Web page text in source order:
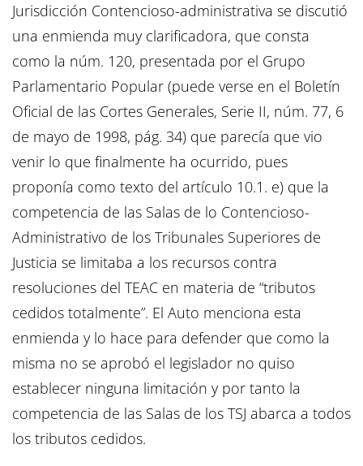
Jurisdicción Contencioso-administrativa se discutió
una enmienda muy clarificadora, que consta
como la núm. 120, presentada por el Grupo
Parlamentario Popular (puede verse en el Boletín
Oficial de las Cortes Generales, Serie II, núm. 77, 6
de mayo de 1998, pág. 34) que parecía que vio
venir lo que finalmente ha ocurrido, pues
proponía como texto del artículo 10.1. e) que la
competencia de las Salas de lo Contencioso-
Administrativo de los Tribunales Superiores de
Justicia se limitaba a los recursos contra
resoluciones del TEAC en materia de “tributos
cedidos totalmente”. El Auto menciona esta
enmienda y lo hace para defender que como la
misma no se aprobó el legislador no quiso
establecer ninguna limitación y por tanto la
competencia de las Salas de los TSJ abarca a todos
los tributos cedidos.